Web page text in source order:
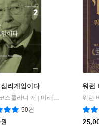
리게임이다
스톨라니 저 | 미래의창
50건
원
워런